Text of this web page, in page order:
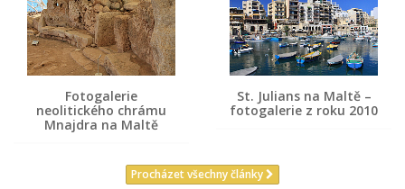
Fotogalerie
neolitického chrámu
Mnajdra na Maltě
St. Julians na Maltě –
fotogalerie z roku 2010
Procházet všechny články